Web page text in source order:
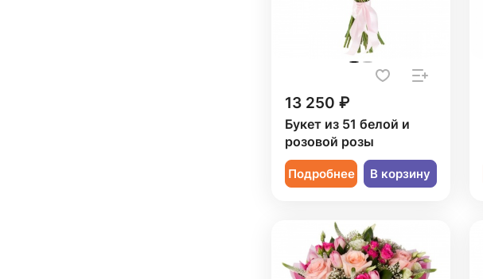
13 250 ₽
Букет из 51 белой и
розовой розы
Подробнее В корзину